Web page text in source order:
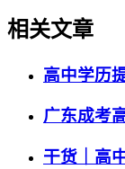
相关文章
高中学历
广东成考
干货｜高